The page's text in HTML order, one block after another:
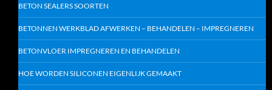
BETON SEALERS SOORTEN
BETONNEN WERKBLAD AFWERKEN – BEHANDELEN – IMPREGNEREN
BETONVLOER IMPREGNEREN EN BEHANDELEN
HOE WORDEN SILICONEN EIGENLIJK GEMAAKT